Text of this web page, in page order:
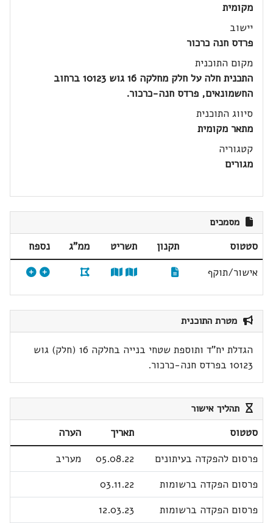
מקומית
יישוב
פרדס חנה כרכור
מקום התוכנית
התכנית חלה על חלק מחלקה 16 גוש 10123 ברחוב
החשמונאים, פרדס חנה-כרכור.
סיווג התוכנית
מתאר מקומית
קטגוריה
מגורים
מסמכים
סטטוס תקנון תשריט ממ"ג
נספח
אישור/תוקף
מטרת התוכנית
הגדלת יח"ד ותוספת שטחי בנייה בחלקה 16 (חלק) גוש
10123 בפרדס חנה-כרכור.
תהליך אישור
סטטוס תאריך
הערה
פרסום להפקדה בעיתונים
05.08.22
מעריב
פרסום הפקדה ברשומות
03.11.22
פרסום הפקדה ברשומות
12.03.23